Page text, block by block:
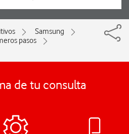
Samsung
pasos
de tu consulta